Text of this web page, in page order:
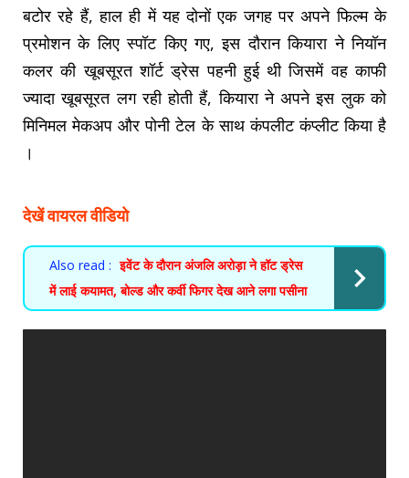
बटोर रहे हैं, हाल ही में यह दोनों एक जगह पर अपने फिल्म के
प्रमोशन के लिए स्पॉट किए गए, इस दौरान कियारा ने नियॉन
कलर की खूबसूरत शॉर्ट ड्रेस पहनी हुई थी जिसमें वह काफी
ज्यादा खूबसूरत लग रही होती हैं, कियारा ने अपने इस लुक को
मिनिमल मेकअप और पोनी टेल के साथ कंपलीट कंप्लीट किया है
।
देखें वायरल वीडियो
Also read : इवेंट के दौरान अंजलि अरोड़ा ने हॉट ड्रेस
में लाई कयामत, बोल्ड और कर्वी फिगर देख आने लगा पसीना